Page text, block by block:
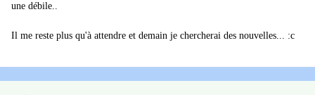
une débile..
Il me reste plus qu'à attendre et demain je chercherai des nouvelles... :c